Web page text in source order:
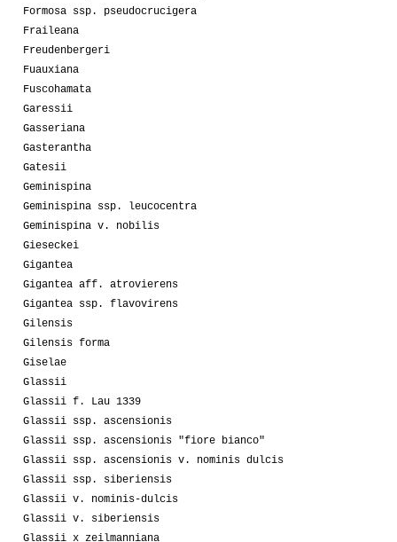
Formosa ssp. pseudocrucigera
Fraileana
Freudenbergeri
Fuauxiana
Fuscohamata
Garessii
Gasseriana
Gasterantha
Gatesii
Geminispina
Geminispina ssp. leucocentra
Geminispina v. nobilis
Gieseckei
Gigantea
Gigantea aff. atrovierens
Gigantea ssp. flavovirens
Gilensis
Gilensis forma
Giselae
Glassii
Glassii f. Lau 1339
Glassii ssp. ascensionis
Glassii ssp. ascensionis "fiore bianco"
Glassii ssp. ascensionis v. nominis dulcis
Glassii ssp. siberiensis
Glassii v. nominis-dulcis
Glassii v. siberiensis
Glassii x zeilmanniana